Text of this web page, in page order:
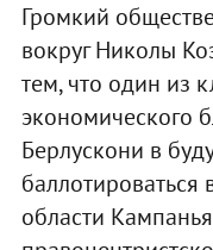
Громкий
вокруг Николы
тем, что один из
экономического
Берлускони в
области